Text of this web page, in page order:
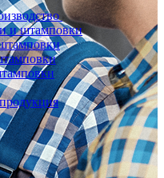
и штамповки